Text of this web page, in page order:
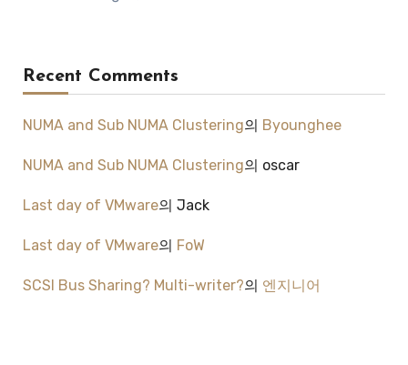
Recent Comments
NUMA and Sub NUMA Clustering의 Byounghee
NUMA and Sub NUMA Clustering의 oscar
Last day of VMware의 Jack
Last day of VMware의 FoW
SCSI Bus Sharing? Multi-writer?의 엔지니어